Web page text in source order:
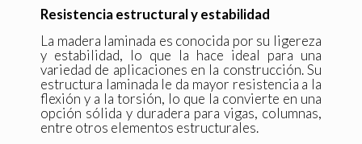
Resistencia estructural y estabilidad
La madera laminada es conocida por su ligereza
y estabilidad, lo que la hace ideal para una
variedad de aplicaciones en la construcción. Su
estructura laminada le da mayor resistencia a la
flexión y a la torsión, lo que la convierte en una
opción sólida y duradera para vigas, columnas,
entre otros elementos estructurales.